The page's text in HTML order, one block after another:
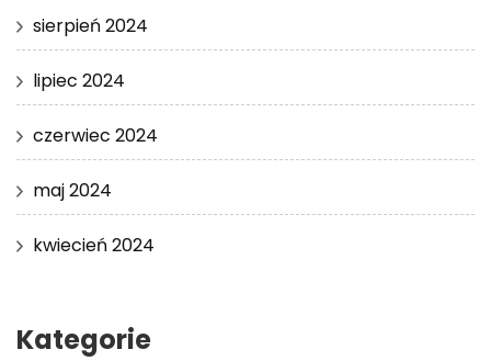
sierpień 2024
lipiec 2024
czerwiec 2024
maj 2024
kwiecień 2024
Kategorie